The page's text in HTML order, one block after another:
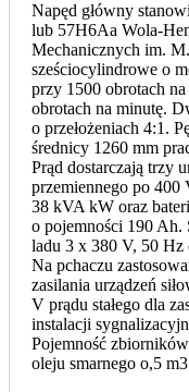
Napęd główny
lub 57H6Aa Wola-
Mechanicznych im.
sześciocylindrowe o
przy 1500 obrotach
obrotach na minutę.
o przełożeniach 4:1.
średnicy 1260 mm
Prąd dostarczają trzy
przemiennego po
38 kVA kW oraz
o pojemności 190 Ah.
ladu 3 x 380 V, 50 Hz
Na pchaczu
zasilania urządzeń
V prądu stałego dla
instalacji
Pojemność
oleju smarnego o,5